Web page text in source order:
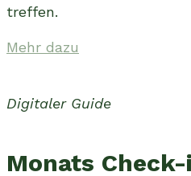
treffen.
Mehr dazu
Digitaler Guide
Monats